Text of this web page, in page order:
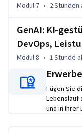
Modul 7 • 2 Stunden
GenAI: KI-
DevOps,
Modul 8 • 1 Stunde
Fügen Sie
Lebenslauf
und in Ihrer